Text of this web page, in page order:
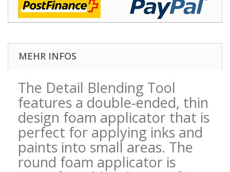
MEHR INFOS
The Detail Blending Tool
features a double-ended, thin
design foam applicator that is
perfect for applying inks and
paints into small areas. The
round foam applicator is